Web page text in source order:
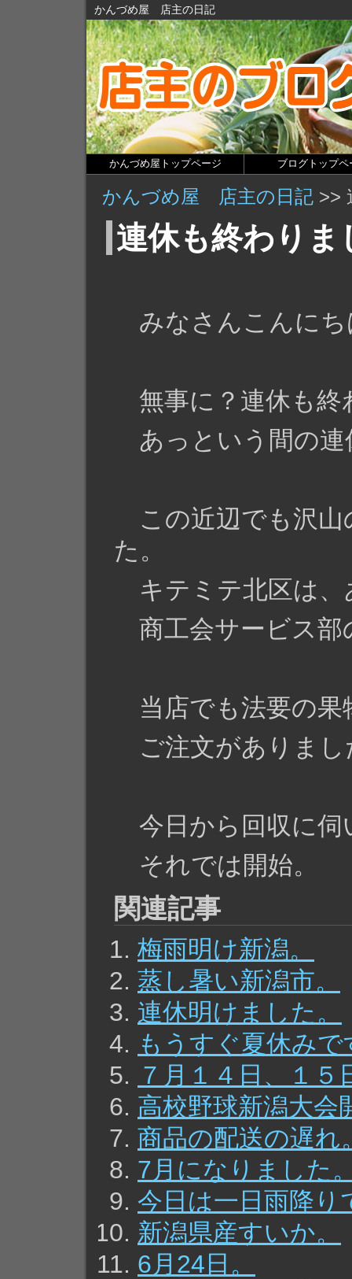
かんづめ屋 店主の日記
かんづめ屋 店主の日記 >>
連休も終わりま
みなさんこんにち
無事に？連休も終
あっという間の連
この近辺でも沢山
た。
キテミテ北区は、
商工会サービス部
当店でも法要の果
ご注文がありまし
今日から回収に伺
それでは開始。
関連記事
梅雨明け新潟。
蒸し暑い新潟市。
連休明けました。
もうすぐ夏休みで
７月１４日、１
高校野球新潟大会
商品の配送の遅れ
7月になりました
今日は一日雨降り
新潟県産すいか。
6月24日。
かんづめ屋トップページ ブログトップペ